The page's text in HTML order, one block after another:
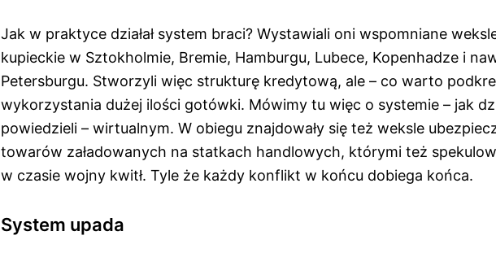
Jak w praktyce działał system braci? Wystawiali oni wspomniane
kupieckie w Sztokholmie, Bremie, Hamburgu, Lubece, Kopenhadze i
Petersburgu. Stworzyli więc strukturę kredytową, ale – co warto
wykorzystania dużej ilości gotówki. Mówimy tu więc o systemie – jak
powiedzieli – wirtualnym. W obiegu znajdowały się też weksle
towarów załadowanych na statkach handlowych, którymi też
w czasie wojny kwitł. Tyle że każdy konflikt w końcu dobiega końca.
System upada